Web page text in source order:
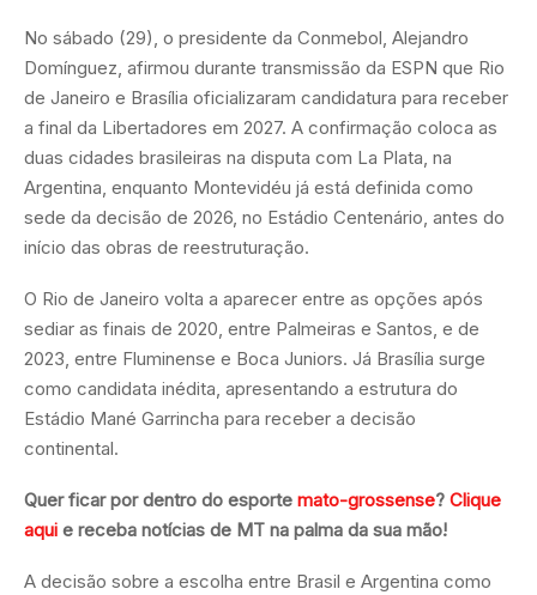
No sábado (29), o presidente da Conmebol, Alejandro
Domínguez, afirmou durante transmissão da ESPN que Rio
de Janeiro e Brasília oficializaram candidatura para receber
a final da Libertadores em 2027. A confirmação coloca as
duas cidades brasileiras na disputa com La Plata, na
Argentina, enquanto Montevidéu já está definida como
sede da decisão de 2026, no Estádio Centenário, antes do
início das obras de reestruturação.
O Rio de Janeiro volta a aparecer entre as opções após
sediar as finais de 2020, entre Palmeiras e Santos, e de
2023, entre Fluminense e Boca Juniors. Já Brasília surge
como candidata inédita, apresentando a estrutura do
Estádio Mané Garrincha para receber a decisão
continental.
Quer ficar por dentro do esporte mato-grossense? Clique
aqui e receba notícias de MT na palma da sua mão!
A decisão sobre a escolha entre Brasil e Argentina como